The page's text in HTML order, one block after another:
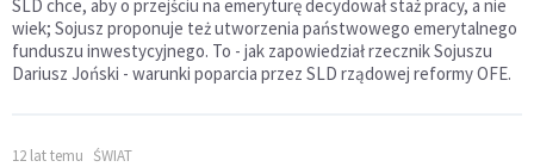
SLD chce, aby o przejściu na emeryturę decydował staż pracy, a nie
wiek; Sojusz proponuje też utworzenia państwowego emerytalnego
funduszu inwestycyjnego. To - jak zapowiedział rzecznik Sojuszu
Dariusz Joński - warunki poparcia przez SLD rządowej reformy OFE.
12 lat temu ŚWIAT